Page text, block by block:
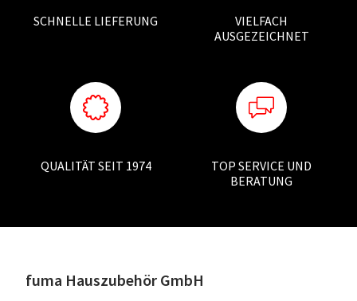
SCHNELLE LIEFERUNG
VIELFACH
AUSGEZEICHNET
QUALITÄT SEIT 1974
TOP SERVICE UND
BERATUNG
fuma Hauszubehör GmbH